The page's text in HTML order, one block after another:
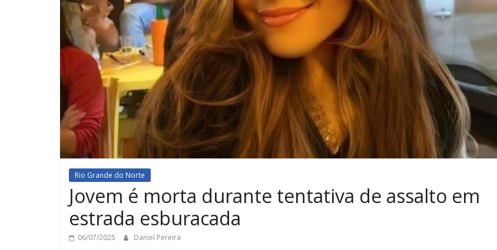
Rio Grande do Norte
Jovem é morta durante tentativa de assalto em
estrada esburacada
06/07/2025 Daniel Pereira